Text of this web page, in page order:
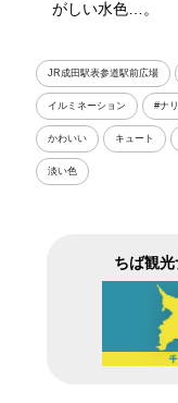
がしい水色…。
JR成田駅表参道駅前広場
イルミネーション #ナ
かわいい キュート
淡い色
ちば観